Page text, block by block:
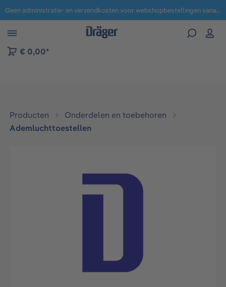
naar navigatie B2B-platform Geen administratie- en verzendkosten voor webshopbestellingen vanaf € 100,-.
€ 0,00*
Producten
Onderdelen en toebehoren
Ademluchttoestellen
Afbeeldingengalerij overslaan